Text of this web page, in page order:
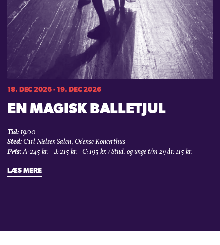
18. DEC 2026 - 19. DEC 2026
EN MAGISK BALLETJUL
Tid:19:00
Sted:Carl Nielsen Salen, Odense Koncerthus
Pris:A: 245 kr. - B: 215 kr. - C: 195 kr. / Stud. og unge t/m 29 år: 115 kr.
LÆS MERE